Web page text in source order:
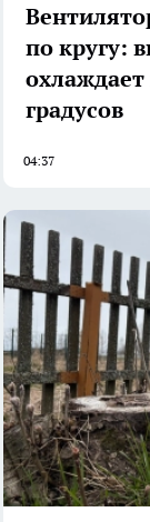
по кругу:
охлаждает
градусов
04:37